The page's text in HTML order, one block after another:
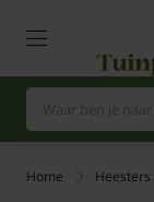
Home Heesters